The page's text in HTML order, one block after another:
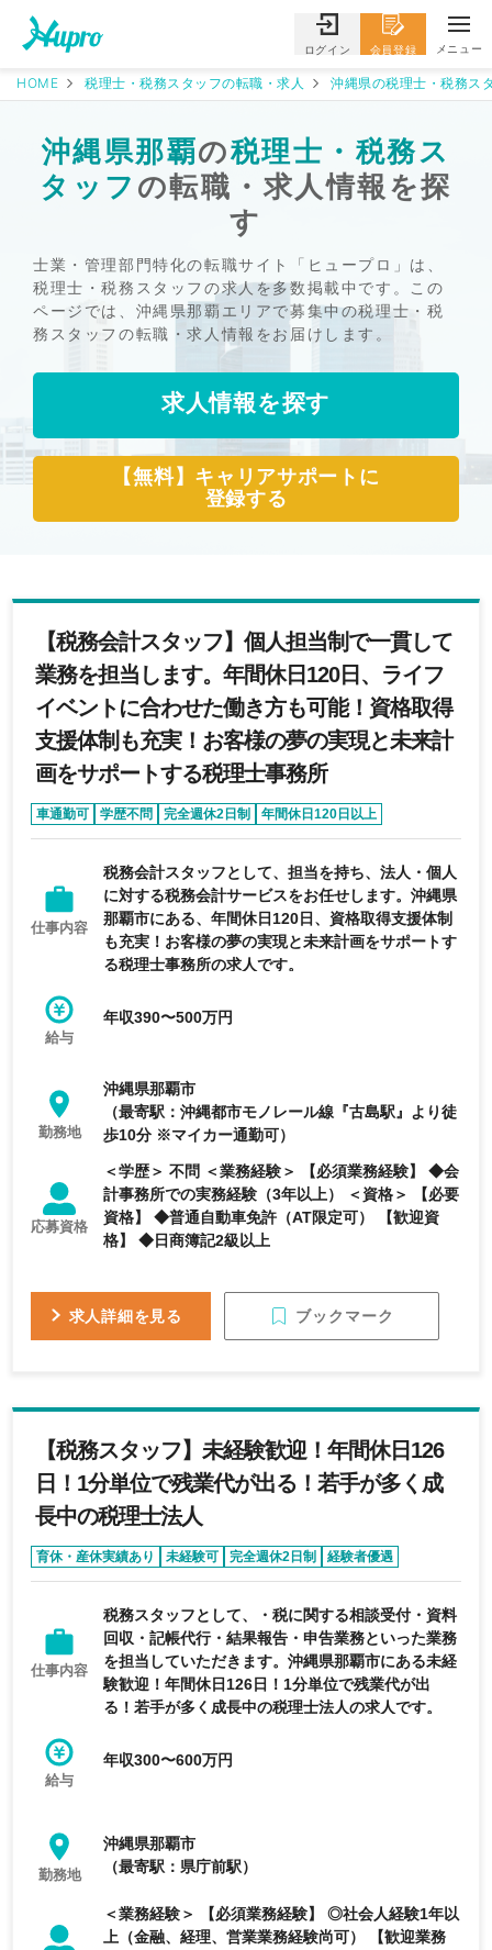
ログイン 会員登録 メニュー
HOME 税理士・税務スタッフの転職・求人 沖縄県の税理士・税務ス
沖縄県那覇の税理士・税務ス
タッフ の転職・求人情報を探
す
士業・管理部門特化の転職サイト「ヒュープロ」は、
税理士・税務スタッフの求人を多数掲載中です。この
ページでは、沖縄県那覇エリアで募集中の税理士・税
務スタッフの転職・求人情報をお届けします。
求人情報を探す
【無料】キャリアサポートに
登録する
【税務会計スタッフ】個人担当制で一貫して
業務を担当します。年間休日120日、ライフ
イベントに合わせた働き方も可能！資格取得
支援体制も充実！お客様の夢の実現と未来計
画をサポートする税理士事務所
車通勤可 学歴不問 完全週休2日制
年間休日120日以上
面接1回のみ
仕事内容
税務会計スタッフとして、担当を持ち、法人・個人
に対する税務会計サービスをお任せします。沖縄県
那覇市にある、年間休日120日、資格取得支援体制
も充実！お客様の夢の実現と未来計画をサポートす
る税理士事務所の求人です。
給与
年収390〜500万円
勤務地
沖縄県那覇市
（最寄駅：沖縄都市モノレール線『古島駅』より徒
歩10分 ※マイカー通勤可）
応募資格
＜学歴＞ 不問 ＜業務経験＞ 【必須業務経験】 ◆会
計事務所での実務経験（3年以上） ＜資格＞ 【必要
資格】 ◆普通自動車免許（AT限定可） 【歓迎資
格】 ◆日商簿記2級以上
求人詳細を見る ブックマーク
【税務スタッフ】未経験歓迎！年間休日126
日！1分単位で残業代が出る！若手が多く成
長中の税理士法人
育休・産休実績あり 未経験可 完全週休2日制
経験者優遇
年間休日120日以上
仕事内容
税務スタッフとして、・税に関する相談受付・資料
回収・記帳代行・結果報告・申告業務といった業務
を担当していただきます。沖縄県那覇市にある未経
験歓迎！年間休日126日！1分単位で残業代が出
る！若手が多く成長中の税理士法人の求人です。
給与
年収300〜600万円
勤務地
沖縄県那覇市
（最寄駅：県庁前駅）
＜業務経験＞ 【必須業務経験】 ◎社会人経験1年以
上（金融、経理、営業業務経験尚可） 【歓迎業務